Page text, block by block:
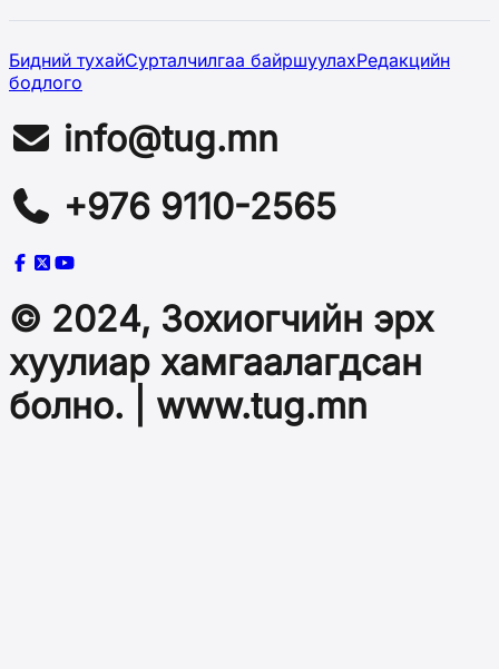
Бидний тухайСурталчилгаа байршуулахРедакцийн
бодлого
info@tug.mn
+976 9110-2565
© 2024, Зохиогчийн эрх
хуулиар хамгаалагдсан
болно. | www.tug.mn